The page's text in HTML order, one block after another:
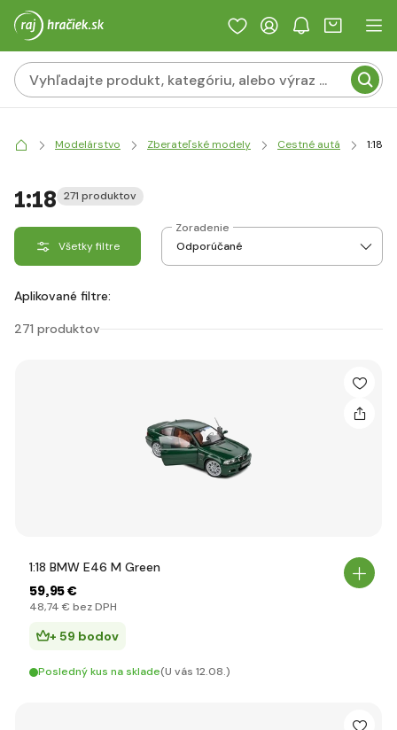
Modelárstvo Zberateľské modely Cestné autá 1:18
1:18 271 produktov
Všetky filtre
Zoradenie
Aplikované filtre:
271 produktov
1:18 BMW E46 M Green
59,95 €
48,74 € bez DPH
+ 59 bodov
Posledný kus na sklade(U vás 12.08.)